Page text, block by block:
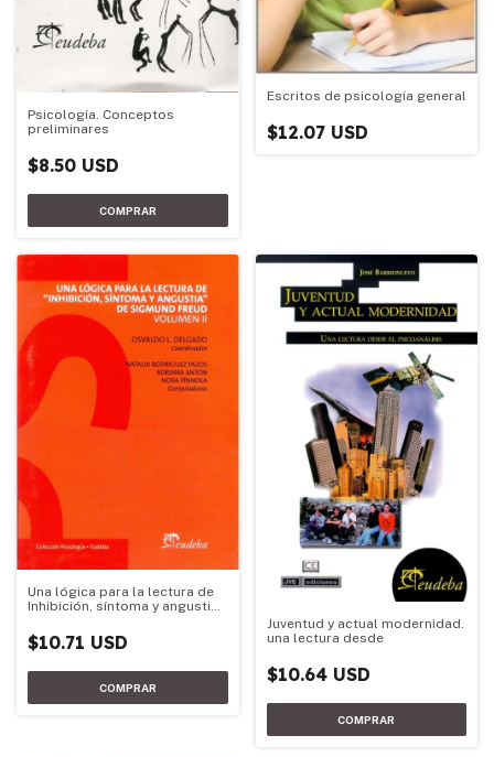
Psicología. Conceptos
preliminares
$8.50 USD
Escritos de psicología general
$12.07 USD
Una lógica para la lectura de
Inhibición, síntoma y angustia
$10.71 USD
Juventud y actual modernidad.
una lectura desde
$10.64 USD